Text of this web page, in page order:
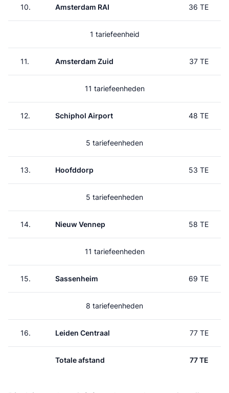
10. Amsterdam RAI 36 TE
1 tariefeenheid
11. Amsterdam Zuid 37 TE
11 tariefeenheden
12. Schiphol Airport 48 TE
5 tariefeenheden
13. Hoofddorp 53 TE
5 tariefeenheden
14. Nieuw Vennep 58 TE
11 tariefeenheden
15. Sassenheim 69 TE
8 tariefeenheden
16. Leiden Centraal 77 TE
Totale afstand 77 TE